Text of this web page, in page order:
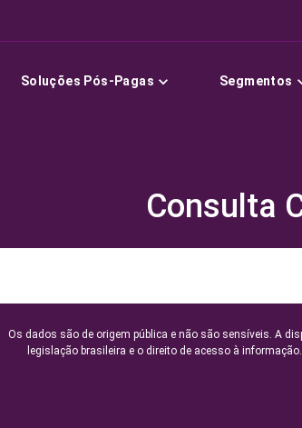
Soluções Pós-Pagas Segmentos
Consulta
Os dados são de origem pública e não são sensíveis. A
legislação brasileira e o direito de acesso à